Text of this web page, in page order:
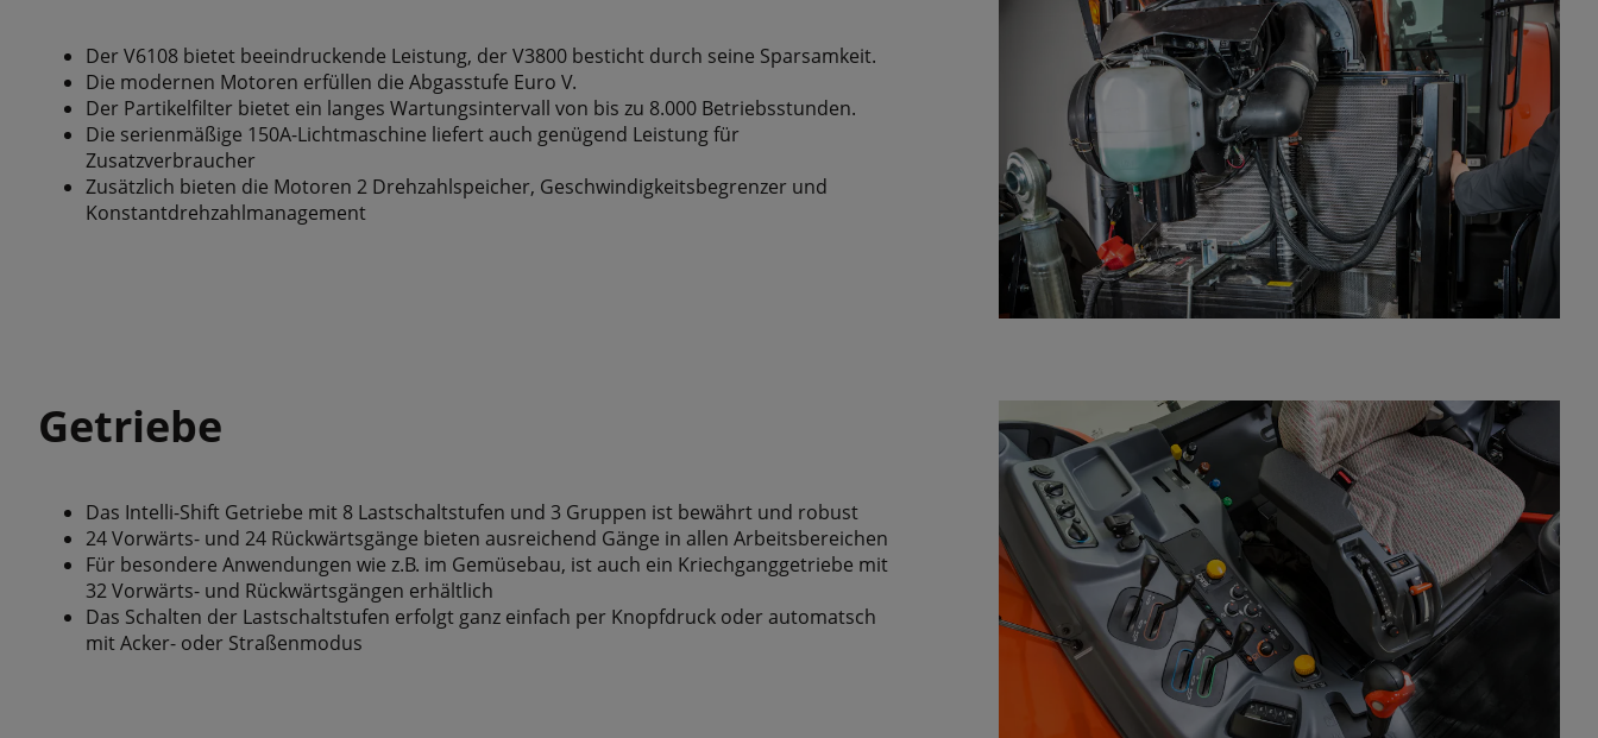
Der V6108 bietet beeindruckende Leistung, der V3800 besticht durch seine Sparsamkeit.
Die modernen Motoren erfüllen die Abgasstufe Euro V.
Der Partikelfilter bietet ein langes Wartungsintervall von bis zu 8.000 Betriebsstunden.
Die serienmäßige 150A-Lichtmaschine liefert auch genügend Leistung für
Zusatzverbraucher
Zusätzlich bieten die Motoren 2 Drehzahlspeicher, Geschwindigkeitsbegrenzer und
Konstantdrehzahlmanagement
Getriebe
Das Intelli-Shift Getriebe mit 8 Lastschaltstufen und 3 Gruppen ist bewährt und robust
24 Vorwärts- und 24 Rückwärtsgänge bieten ausreichend Gänge in allen Arbeitsbereichen
Für besondere Anwendungen wie z.B. im Gemüsebau, ist auch ein Kriechganggetriebe mit
32 Vorwärts- und Rückwärtsgängen erhältlich
Das Schalten der Lastschaltstufen erfolgt ganz einfach per Knopfdruck oder automatsch
mit Acker- oder Straßenmodus